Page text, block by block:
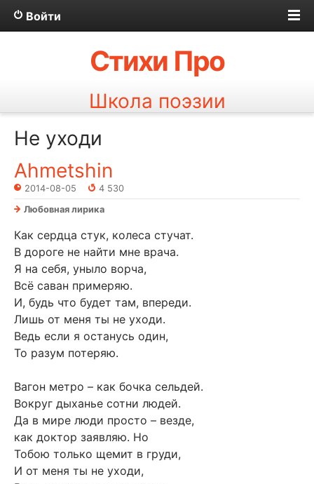
Войти
Стихи Про
Школа поэзии
Не уходи
Ahmetshin
2014-08-05
4 530
Любовная лирика
Как сердца стук, колеса стучат.
В дороге не найти мне врача.
Я на себя, уныло ворча,
Всё саван примеряю.
И, будь что будет там, впереди.
Лишь от меня ты не уходи.
Ведь если я останусь один,
То разум потеряю.
Вагон метро – как бочка сельдей.
Вокруг дыханье сотни людей.
Да в мире люди просто – везде,
как доктор заявляю. Но
Тобою только щемит в груди,
И от меня ты не уходи,